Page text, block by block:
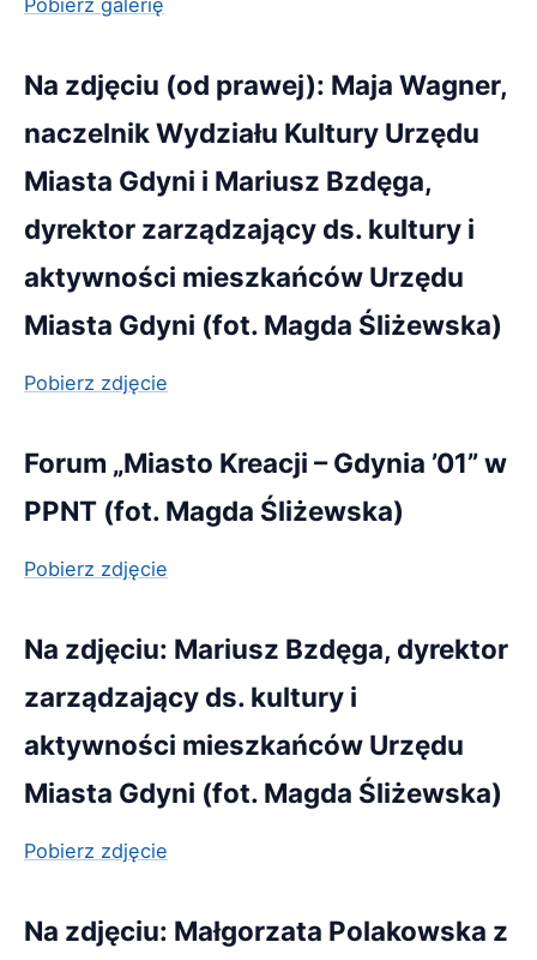
Na zdjęciu (od prawej): Maja Wagner,
naczelnik Wydziału Kultury Urzędu
Miasta Gdyni i Mariusz Bzdęga,
dyrektor zarządzający ds. kultury i
aktywności mieszkańców Urzędu
Miasta Gdyni (fot. Magda Śliżewska)
Pobierz zdjęcie
Forum „Miasto Kreacji – Gdynia ’01” w
PPNT (fot. Magda Śliżewska)
Pobierz zdjęcie
Na zdjęciu: Mariusz Bzdęga, dyrektor
zarządzający ds. kultury i
aktywności mieszkańców Urzędu
Miasta Gdyni (fot. Magda Śliżewska)
Pobierz zdjęcie
Na zdjęciu: Małgorzata Polakowska z